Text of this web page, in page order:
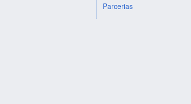
Parcerias